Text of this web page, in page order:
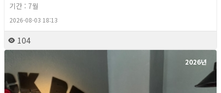
기간 : 7월
2026-08-03 18:13
104
2026년